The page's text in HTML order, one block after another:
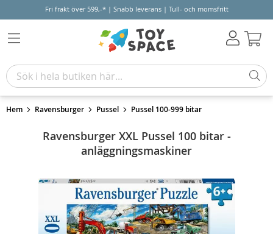
Fri frakt över 599,-* | Snabb leverans | Tull- och momsfritt
Hem Ravensburger Pussel Pussel 100-999 bitar
Ravensburger XXL Pussel 100 bitar -
anläggningsmaskiner